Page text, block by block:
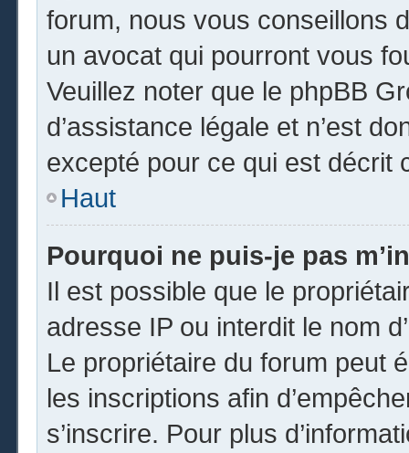
forum, nous vous conseillons
un avocat qui pourront vous
Veuillez noter que le phpBB
d’assistance légale et n’est
excepté pour ce qui est décrit
Haut
Pourquoi ne puis-je pas
Il est possible que le
adresse IP ou interdit le nom
Le propriétaire du forum peut
les inscriptions afin
s’inscrire. Pour plus